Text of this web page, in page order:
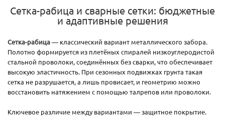
Сетка-рабица и сварные сетки: бюджетные
и адаптивные решения
Сетка-рабица— классический вариант металлического забора.
Полотно формируется из плетёных спиралей низкоуглеродистой
стальной проволоки, соединённых без сварки, что обеспечивает
высокую эластичность. При сезонных подвижках грунта такая
сетка не разрушается, а лишь провисает, и геометрию можно
восстановить натяжением с помощью талрепов или проволоки.
Ключевое различие между вариантами — защитное покрытие.